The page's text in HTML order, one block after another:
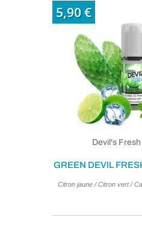
5,90 €
Devil's
GREEN DEVIL
Citron jaune / Citron vert /